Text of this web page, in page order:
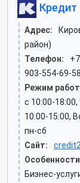
Кредит
Адрес:
район)
Телефон:
903-554-69-
Режим
c 10:00-18:00,
10:00-15:00,
пн-сб
Сайт:
Бизнес-